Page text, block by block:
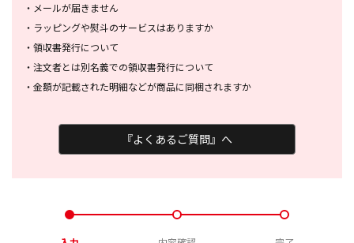
・ メールが届きません
・ ラッピングや熨斗のサービスはありますか
・ 領収書発行について
・ 注文者とは別名義での領収書発行について
・ 金額が記載された明細などが商品に同梱されますか
『よくあるご質問』へ